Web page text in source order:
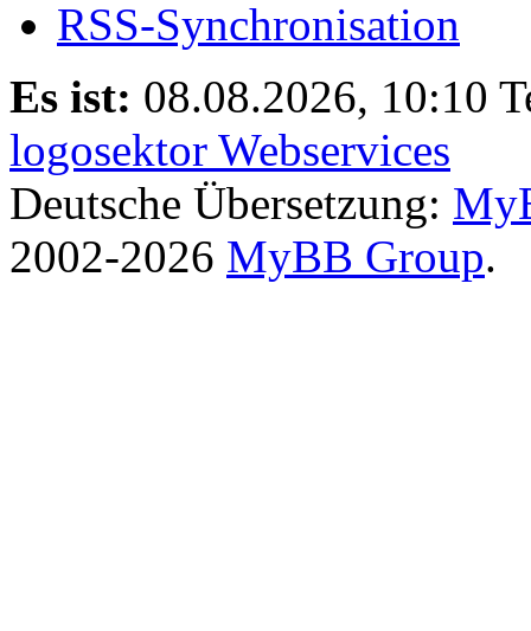
RSS-Synchronisation
Es ist: 08.08.2026, 10:10
logosektor Webservices
Deutsche Übersetzung:
2002-2026 MyBB Group.